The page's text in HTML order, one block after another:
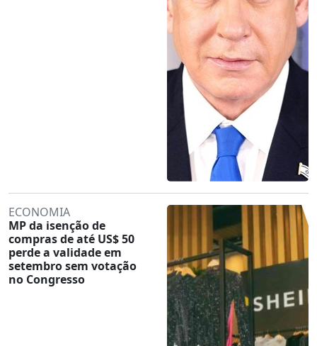
ECONOMIA
MP da isenção de
compras de até US$ 50
perde a validade em
setembro sem votação
no Congresso